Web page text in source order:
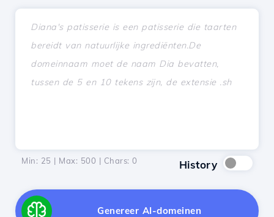
Min: 25 | Max: 500 | Chars: 0 History
Genereer AI-domeinen